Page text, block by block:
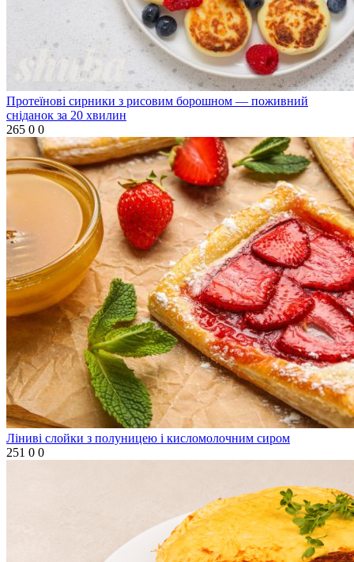
Протеїнові сирники з рисовим борошном — поживний
сніданок за 20 хвилин
265 0 0
Ліниві слойки з полуницею і кисломолочним сиром
251 0 0